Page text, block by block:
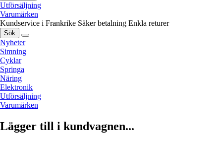
Utförsäljning
Varumärken
Kundservice i Frankrike Säker betalning Enkla returer
Sök
Nyheter
Simning
Cyklar
Springa
Näring
Elektronik
Utförsäljning
Varumärken
Lägger till i kundvagnen...